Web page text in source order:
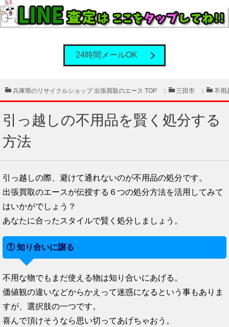
24時間メールOK
兵庫県のリサイクルショップ 出張買取のエース TOP 三田市 不用
引っ越しの不用品を賢く処分する
方法
引っ越しの際、避けて通れないのが不用品の処分です。
出張買取のエースが伝授する６つの処分方法を活用してみて
はいかがでしょう？
あなたに合ったスタイルで賢く処分しましょう。
① 知り合いに譲る
不用な物でもまだ使える物は知り合いにあげる。
価値観の違いなどからかえって迷惑になるという事もありま
すが、選択肢の一つです。
喜んで頂けそうなら思い切ってあげちゃおう。